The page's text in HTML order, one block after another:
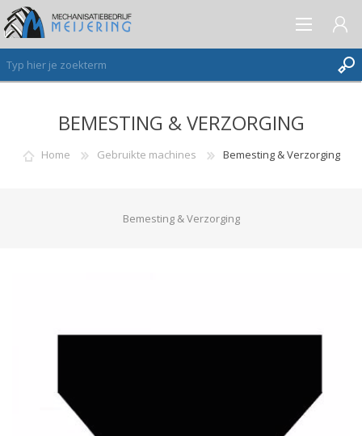
AANMELDEN ALS NIEUWE KLANT
INLOGGEN
BEMESTING & VERZORGING
Home Gebruikte machines Bemesting & Verzorging
Bemesting & Verzorging